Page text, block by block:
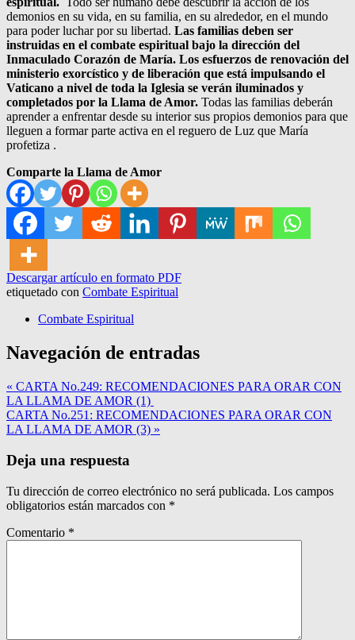
demonios en su vida, en su familia, en su alrededor, en el mundo
para poder luchar por su libertad. Las familias deben ser
instruidas en el combate espiritual bajo la dirección del
Inmaculado Corazón de María. Los esfuerzos de renovación del
ministerio exorcístico y de liberación que está impulsando el
Vaticano a nivel de toda la Iglesia se verán iluminados y
completados por la Llama de Amor. Todas las familias deberán
aprender a enfrentar desde su interior sus propios demonios para que
lleguen a formar parte activa en el reguero de Luz que María
profetiza .
Comparte la Llama de Amor
Descargar artículo en formato PDF
etiquetado con Combate Espiritual
Combate Espiritual
Navegación de entradas
« CARTA No.249: RECOMENDACIONES PARA ORAR CON
LA LLAMA DE AMOR (1)
CARTA No.251: RECOMENDACIONES PARA ORAR CON
LA LLAMA DE AMOR (3) »
Deja una respuesta
Tu dirección de correo electrónico no será publicada. Los campos
obligatorios están marcados con *
Comentario *